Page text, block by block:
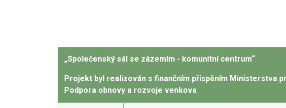
„Společenský sál se zázemím - komunitní centrum“
Projekt byl realizován s finančním přispěním Ministerstva
Podpora obnovy a rozvoje venkova